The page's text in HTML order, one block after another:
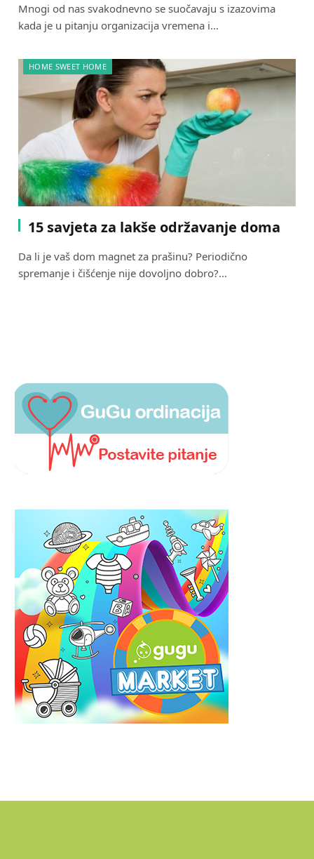
Mnogi od nas svakodnevno se suočavaju s izazovima
kada je u pitanju organizacija vremena i…
HOME SWEET HOME
15 savjeta za lakše održavanje doma
Da li je vaš dom magnet za prašinu? Periodično
spremanje i čišćenje nije dovoljno dobro?…